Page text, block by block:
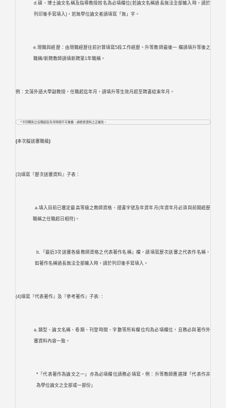
d.碩、博士論文名稱及指導教授姓名為必填欄位(若論文名稱過長無法全部輸入時，請於
列印後手寫填入)，若無學位論文者請填寫「無」字。
e.現職與經歷：由現職經歷往前計算填寫5段工作經歷。升等教師最後一 欄請填升等後之
職稱/新聘教師請填新聘第1年職稱。
例：文藻外語大學副教授，任職起迄年月，請填升等生效月起至聘書結束年月。
*不同職別之任職起迄年月時間不可重疊，請檢查資料之正確性。
(本次擬送審職級)
(3)填寫『歷次送審資料』子表：
a.填入目前已審定最高等級之教師資格、證書字號及年資年月(年資年月必須與前開經歷
職稱之任職起日相符)。
b.「最近3次送審各級教師資格之代表著作名稱」欄，請填寫歷次送審之代表作名稱，
如著作名稱過長無法全部輸入時，請於列印後手寫填入。
(4)填寫『代表著作』及『參考著作』子表:：
a.類型、論文名稱、卷期、刊登時間、字數等所有欄位均為必填欄位，且務必與著作外
審資料內容一致。
*「代表著作為論文之一」亦為必填欄位請務必填寫，例：升等教師應選擇「代表作非
為學位論文之全部或一部份」